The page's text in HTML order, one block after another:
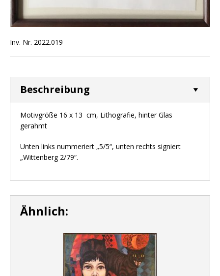
Inv. Nr. 2022.019
Beschreibung
Motivgröße 16 x 13 cm, Lithografie, hinter Glas
gerahmt
Unten links nummeriert „5/5“, unten rechts signiert
„Wittenberg 2/79“.
Ähnlich: